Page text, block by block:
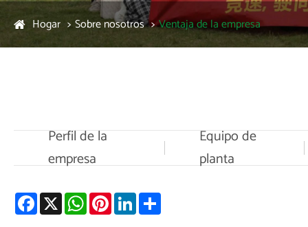
Hogar Sobre nosotros Ventaja de la empresa
Perfil de la
empresa
Equipo de
planta
Facebook
X WhatsAppPinterestLinkedIn